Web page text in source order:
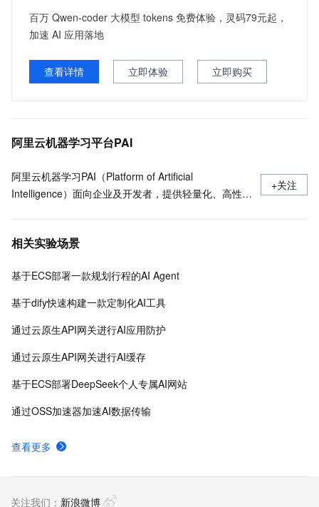
百万 Qwen-coder 大模型 tokens 免费体验，灵码79元起，
加速 AI 应用落地
查看详情 立即体验 立即购买
阿里云机器学习平台PAI
阿里云机器学习PAI（Platform of Artificial
Intelligence）面向企业及开发者，提供轻量化、高性价
DSW云原生交互式建模平台、PAI-DLC云原生AI基础平
征、万亿样本规模加速训练，百余落地场景，全面提升
工程效率。
+关注
相关实验场景
基于ECS部署一款规划行程的AI Agent
基于dify快速构建一款定制化AI工具
通过云原生API网关进行AI应用防护
通过云原生API网关进行AI缓存
基于ECS部署DeepSeek个人专属AI网站
通过OSS加速器加速AI数据传输
查看更多
关注我们： 新浪微博